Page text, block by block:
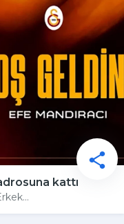
kattı